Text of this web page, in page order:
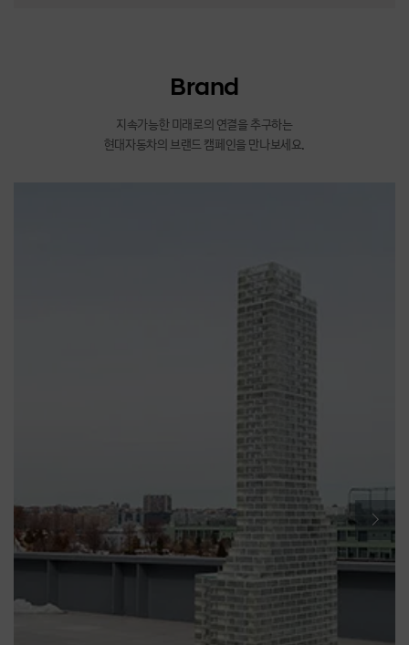
Brand
지속가능한 미래로의 연결을 추구하는
현대자동차의 브랜드 캠페인을 만나보세요.
음
슬
라